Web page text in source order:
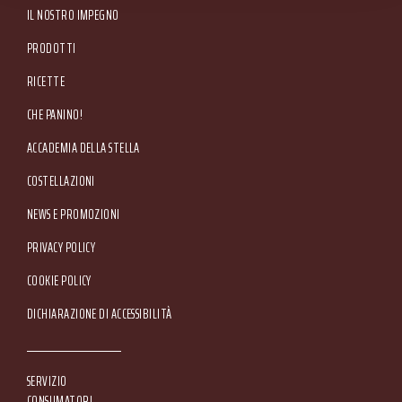
IL NOSTRO IMPEGNO
PRODOTTI
RICETTE
CHE PANINO!
ACCADEMIA DELLA STELLA
COSTELLAZIONI
NEWS E PROMOZIONI
Footer Service Menu
PRIVACY POLICY
COOKIE POLICY
DICHIARAZIONE DI ACCESSIBILITÀ
SERVIZIO